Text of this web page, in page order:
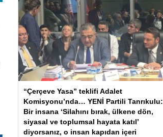
“Çerçeve Yasa” teklifi Adalet
Komisyonu’nda… YENİ Partili Tanrıkulu:
Bir insana ‘Silahını bırak, ülkene dön,
siyasal ve toplumsal hayata katıl’
diyorsanız, o insan kapıdan içeri